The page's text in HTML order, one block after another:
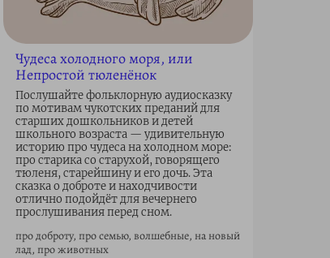
Чудеса холодного моря, или
Непростой тюленёнок
Послушайте фольклорную аудиосказку
по мотивам чукотских преданий для
старших дошкольников и детей
школьного возраста — удивительную
историю про чудеса на холодном море:
про старика со старухой, говорящего
тюленя, старейшину и его дочь. Эта
сказка о доброте и находчивости
отлично подойдёт для вечернего
прослушивания перед сном.
про доброту, про семью, волшебные, на новый
лад, про животных